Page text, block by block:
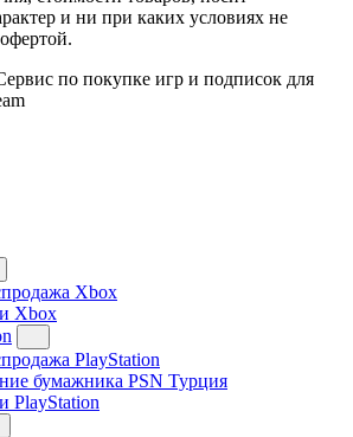
и ни при каких условиях не
по покупке игр и подписок для
Xbox
Xbox
PlayStation
бумажника PSN Турция
PlayStation